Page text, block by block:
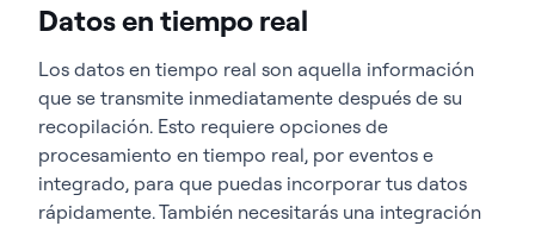
Datos en tiempo real
Los datos en tiempo real son aquella información
que se transmite inmediatamente después de su
recopilación. Esto requiere opciones de
procesamiento en tiempo real, por eventos e
integrado, para que puedas incorporar tus datos
rápidamente. También necesitarás una integración